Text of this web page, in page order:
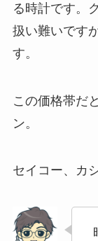
る時計です。
扱い難いです
す。
この価格帯だ
ン。
セイコー、カ